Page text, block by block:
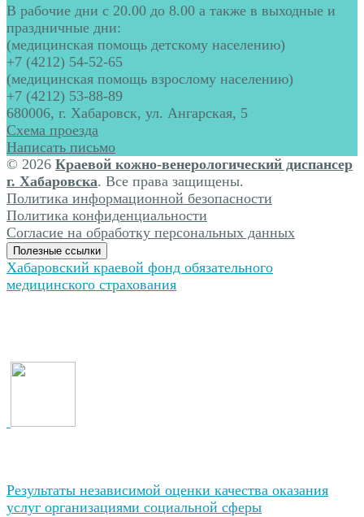
В рабочие дни с 20.00 до 8.00 а также в выходные и
праздничные дни:
(медицинская помощь детскому населению)
+7 (4212) 54-52-65
(медицинская помощь взрослому населению)
+7 (4212) 53-88-89
680006, г. Хабаровск, ул. Ангарская, 5
Схема проезда
Написать письмо
© 2026 Краевой кожно-венерологический диспансер
г. Хабаровска. Все права защищены.
Политика информационной безопасности
Политика конфиденциальности
Согласие на обработку персональных данных
Полезные ссылки
Хабаровский краевой фонд обязательного
медицинского страхования
Результаты независимой оценки качества оказания
услуг организациями социальной сферы